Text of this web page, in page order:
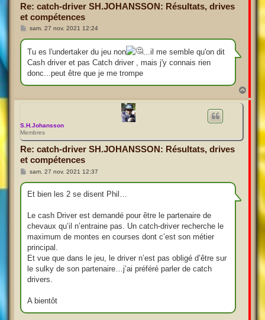
Re: catch-driver SH.JOHANSSON: Résultats, drives
et compétences
M
s
s
a
g
e
sam. 27 nov. 2021 12:24
Tu es l'undertaker du jeu non
...il me semble qu'on dit
Cash driver et pas Catch driver , mais j'y connais rien
donc...peut être que je me trompe
a
S.H.Johansson
Membres
Re: catch-driver SH.JOHANSSON: Résultats, drives
et compétences
M
s
s
e
sam. 27 nov. 2021 12:37
Et bien les 2 se disent Phil…
Le cash Driver est demandé pour être le partenaire de
chevaux qu’il n’entraine pas. Un catch-driver recherche le
maximum de montes en courses dont c’est son métier
principal.
Et vue que dans le jeu, le driver n’est pas obligé d’être sur
le sulky de son partenaire…j’ai préféré parler de catch
drivers.
A bientôt